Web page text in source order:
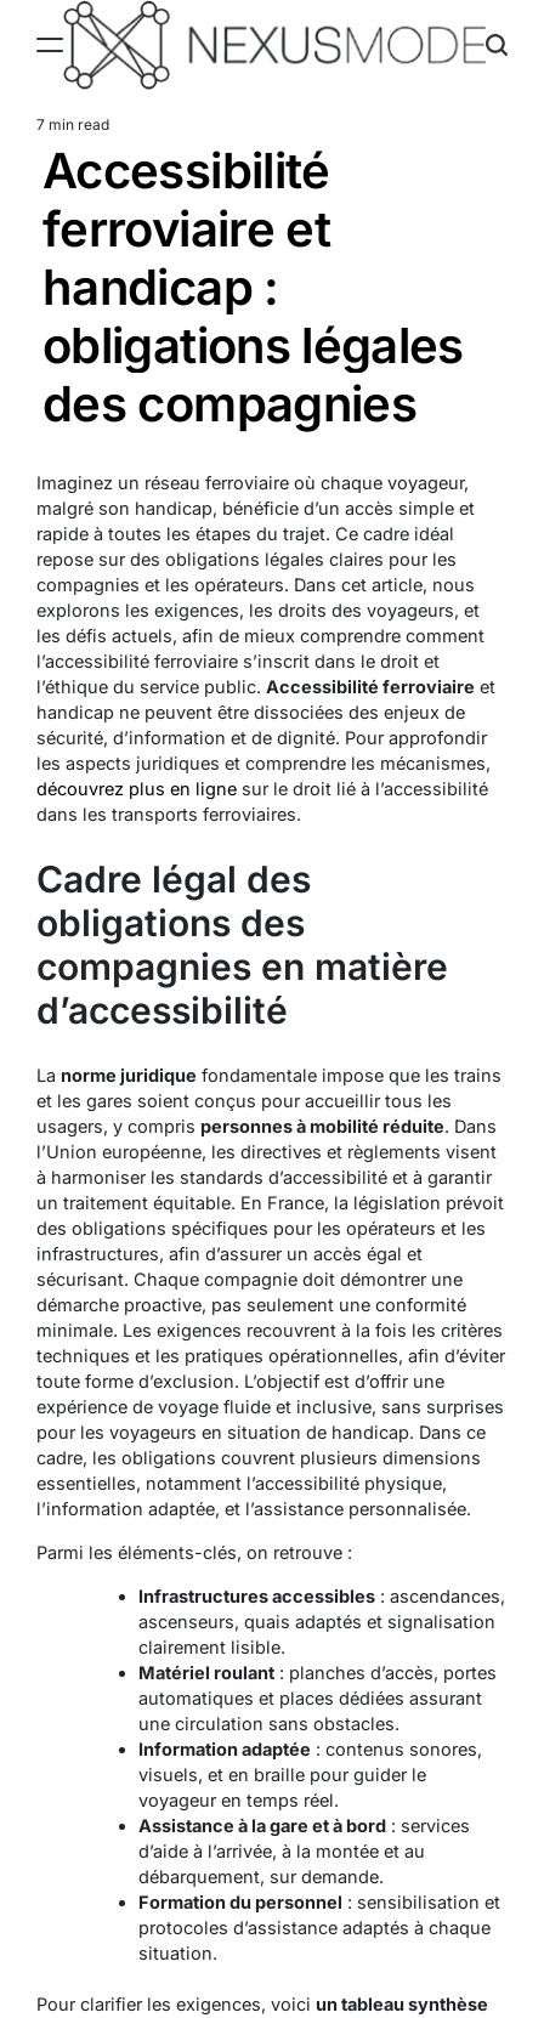
content
Estimated
read
time
7 min read
Accessibilité
ferroviaire et
handicap :
obligations légales
des compagnies
Imaginez un réseau ferroviaire où chaque voyageur,
malgré son handicap, bénéficie d’un accès simple et
rapide à toutes les étapes du trajet. Ce cadre idéal
repose sur des obligations légales claires pour les
compagnies et les opérateurs. Dans cet article, nous
explorons les exigences, les droits des voyageurs, et
les défis actuels, afin de mieux comprendre comment
l’accessibilité ferroviaire s’inscrit dans le droit et
l’éthique du service public. Accessibilité ferroviaire et
handicap ne peuvent être dissociées des enjeux de
sécurité, d’information et de dignité. Pour approfondir
les aspects juridiques et comprendre les mécanismes,
découvrez plus en ligne sur le droit lié à l’accessibilité
dans les transports ferroviaires.
Cadre légal des
obligations des
compagnies en matière
d’accessibilité
La norme juridique fondamentale impose que les trains
et les gares soient conçus pour accueillir tous les
usagers, y compris personnes à mobilité réduite. Dans
l’Union européenne, les directives et règlements visent
à harmoniser les standards d’accessibilité et à garantir
un traitement équitable. En France, la législation prévoit
des obligations spécifiques pour les opérateurs et les
infrastructures, afin d’assurer un accès égal et
sécurisant. Chaque compagnie doit démontrer une
démarche proactive, pas seulement une conformité
minimale. Les exigences recouvrent à la fois les critères
techniques et les pratiques opérationnelles, afin d’éviter
toute forme d’exclusion. L’objectif est d’offrir une
expérience de voyage fluide et inclusive, sans surprises
pour les voyageurs en situation de handicap. Dans ce
cadre, les obligations couvrent plusieurs dimensions
essentielles, notamment l’accessibilité physique,
l’information adaptée, et l’assistance personnalisée.
Parmi les éléments-clés, on retrouve :
Infrastructures accessibles: ascendances,
ascenseurs, quais adaptés et signalisation
clairement lisible.
Matériel roulant: planches d’accès, portes
automatiques et places dédiées assurant
une circulation sans obstacles.
Information adaptée : contenus sonores,
visuels, et en braille pour guider le
voyageur en temps réel.
Assistance à la gare et à bord: services
d’aide à l’arrivée, à la montée et au
débarquement, sur demande.
Formation du personnel : sensibilisation et
protocoles d’assistance adaptés à chaque
situation.
Pour clarifier les exigences, voici un tableau synthèse